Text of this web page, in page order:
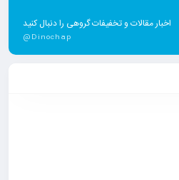
اخبار مقالات و تخفیفات گروهی را دنبال کنید
@Dinochap